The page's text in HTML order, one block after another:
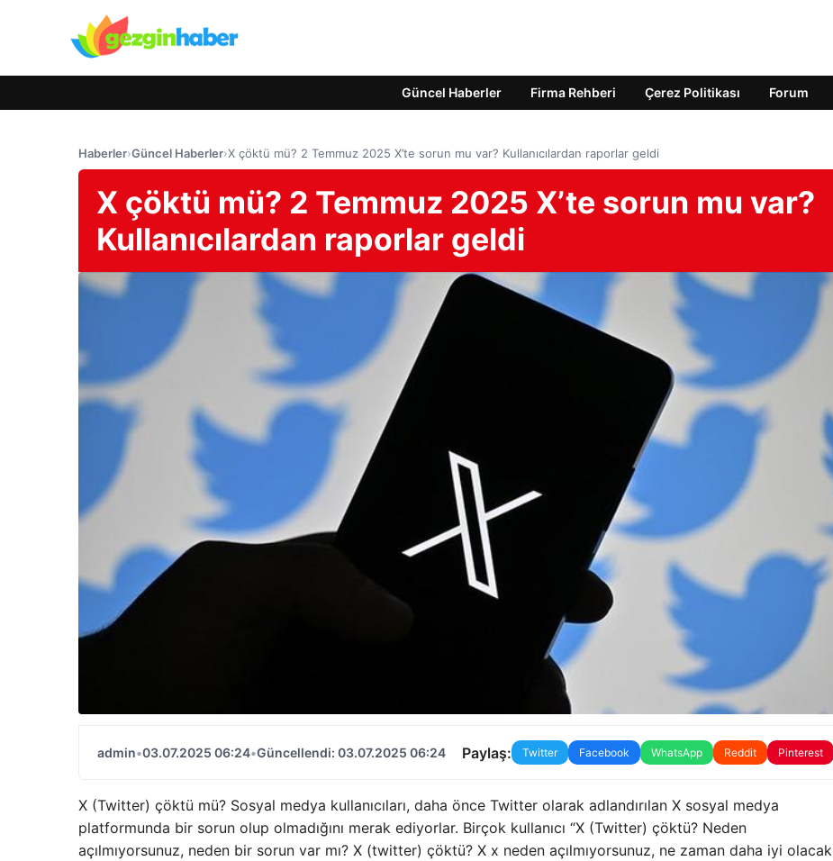
Güncel Haberler Firma Rehberi Çerez Politikası Forum
Haberler›Güncel Haberler›X çöktü mü? 2 Temmuz 2025 X’te sorun mu var? Kullanıcılardan raporlar geldi
X çöktü mü? 2 Temmuz 2025 X’te sorun mu var?
Kullanıcılardan raporlar geldi
admin•03.07.2025 06:24•Güncellendi: 03.07.2025 06:24 Paylaş: Twitter Facebook WhatsApp Reddit Pinterest
X (Twitter) çöktü mü? Sosyal medya kullanıcıları, daha önce Twitter olarak adlandırılan X sosyal medya
platformunda bir sorun olup olmadığını merak ediyorlar. Birçok kullanıcı “X (Twitter) çöktü? Neden
açılmıyorsunuz, neden bir sorun var mı? X (twitter) çöktü? X x neden açılmıyorsunuz, ne zaman daha iyi olacak